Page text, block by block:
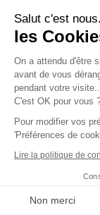
Salut c'est
les
On a attendu d'être
avant de vous
pendant votre visite...
C'est OK pour vous
Pour modifier vos
'Préférences de
Lire la politique de
Non merci